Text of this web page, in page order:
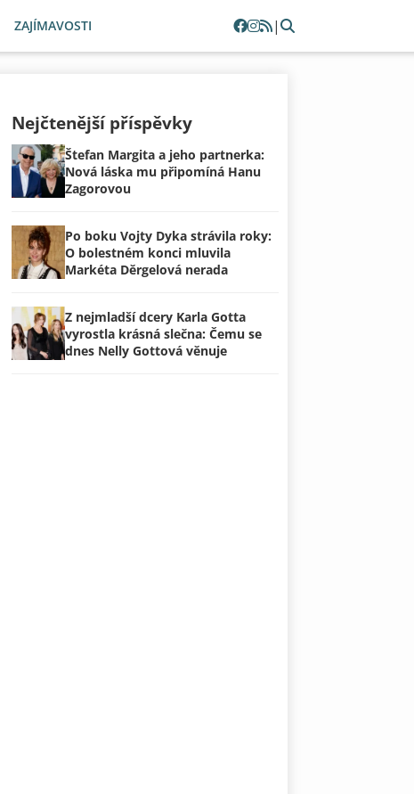
ZAJÍMAVOSTI |
Nejčtenější příspěvky
Štefan Margita a jeho partnerka:
Nová láska mu připomíná Hanu
Zagorovou
Po boku Vojty Dyka strávila roky:
O bolestném konci mluvila
Markéta Děrgelová nerada
Z nejmladší dcery Karla Gotta
vyrostla krásná slečna: Čemu se
dnes Nelly Gottová věnuje